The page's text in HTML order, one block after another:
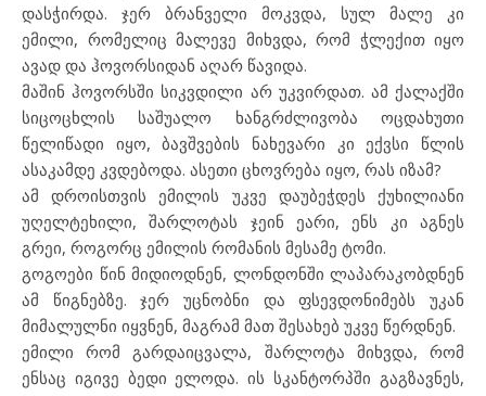
დასჭირდა. ჯერ ბრანველი მოკვდა, სულ მალე კი
ემილი, რომელიც მალევე მიხვდა, რომ ჭლექით იყო
ავად და ჰოვორსიდან აღარ წავიდა.
მაშინ ჰოვორსში სიკვდილი არ უკვირდათ. ამ ქალაქში
სიცოცხლის საშუალო ხანგრძლივობა ოცდახუთი
წელიწადი იყო, ბავშვების ნახევარი კი ექვსი წლის
ასაკამდე კვდებოდა. ასეთი ცხოვრება იყო, რას იზამ?
ამ დროისთვის ემილის უკვე დაუბეჭდეს ქუხილიანი
უღელტეხილი, შარლოტას ჯეინ ეარი, ენს კი აგნეს
გრეი, როგორც ემილის რომანის მესამე ტომი.
გოგოები წინ მიდიოდნენ, ლონდონში ლაპარაკობდნენ
ამ წიგნებზე. ჯერ უცნობნი და ფსევდონიმებს უკან
მიმალულნი იყვნენ, მაგრამ მათ შესახებ უკვე წერდნენ.
ემილი რომ გარდაიცვალა, შარლოტა მიხვდა, რომ
ენსაც იგივე ბედი ელოდა. ის სკანტორპში გაგზავნეს,